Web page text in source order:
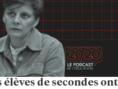
élèves de secondes ont